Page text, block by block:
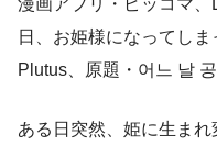
日、お姫様になってしま
Plutus、原題・어느 날
ある日突然、姫に生ま